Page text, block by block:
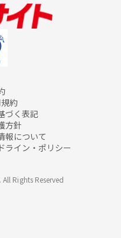
約
づく表記
方針
報について
ライン・ポリシー
Rights Reserved